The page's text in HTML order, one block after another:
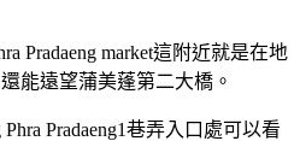
這附近就是在地
能遠望蒲美蓬第二大橋。
巷弄入口處可以看